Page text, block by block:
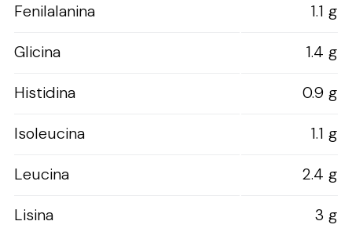
Fenilalanina
1.1 g
Glicina
1.4 g
Histidina
0.9 g
Isoleucina
1.1 g
Leucina
2.4 g
Lisina
3 g